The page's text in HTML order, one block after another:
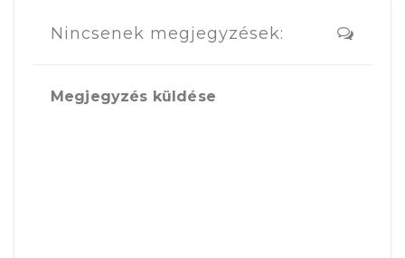
Nincsenek megjegyzések:
Megjegyzés küldése